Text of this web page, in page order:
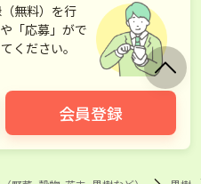
無料）を行
「応募」がで
ください。
会員登録